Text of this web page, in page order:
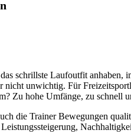
schrillste Laufoutfit
unwichtig. Für
Zu hohe Umfänge, zu schnell
die Trainer Bewegungen